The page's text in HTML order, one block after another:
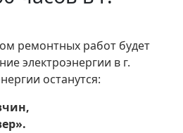
ремонтных работ будет
электроэнергии в г.
останутся: